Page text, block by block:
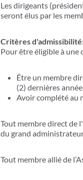
Les dirigeants
seront élus par les
Critères
Pour être éligible à
Être un membre
(2) dernières
Avoir complété au
Tout membre direct de
du grand
Tout membre allié de